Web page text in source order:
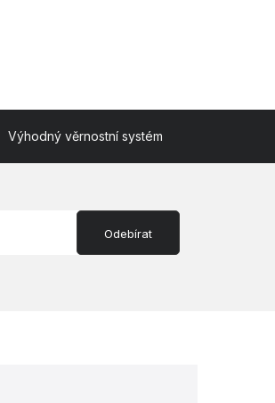
Výhodný věrnostní systém
Odebírat